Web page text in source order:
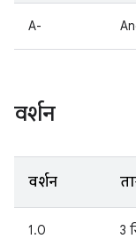
A-
वर्शन
वर्शन
1.0
3